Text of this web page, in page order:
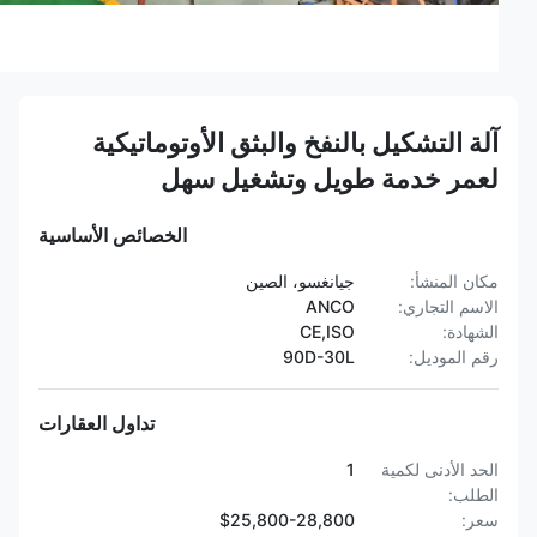
آلة التشكيل بالنفخ والبثق الأوتوماتيكية
لعمر خدمة طويل وتشغيل سهل
الخصائص الأساسية
مكان المنشأ:
جيانغسو، الصين
الاسم التجاري:
ANCO
الشهادة:
CE,ISO
رقم الموديل:
90D-30L
تداول العقارات
الحد الأدنى لكمية
الطلب:
1
$25,800-28,800